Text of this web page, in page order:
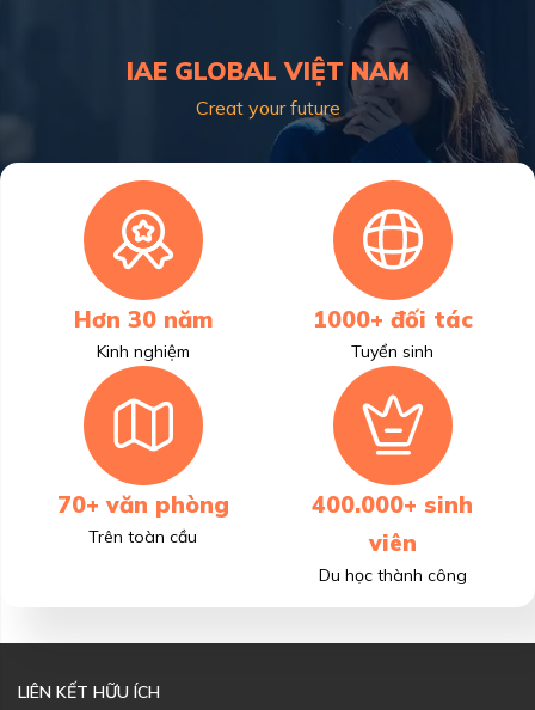
IAE GLOBAL VIỆT NAM
Creat your future
Hơn 30 năm
Kinh nghiệm
1000+ đối tác
Tuyển sinh
70+ văn phòng
Trên toàn cầu
400.000+ sinh
viên
Du học thành công
LIÊN KẾT HỮU ÍCH